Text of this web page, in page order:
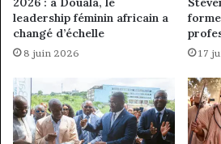
leadership féminin africain a
changé d’échelle
8 juin 2026 17